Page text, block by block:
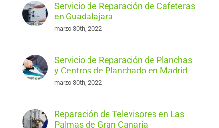
Servicio de Reparación de Cafeteras
en Guadalajara
marzo 30th, 2022
Servicio de Reparación de Planchas
y Centros de Planchado en Madrid
marzo 30th, 2022
Reparación de Televisores en Las
Palmas de Gran Canaria